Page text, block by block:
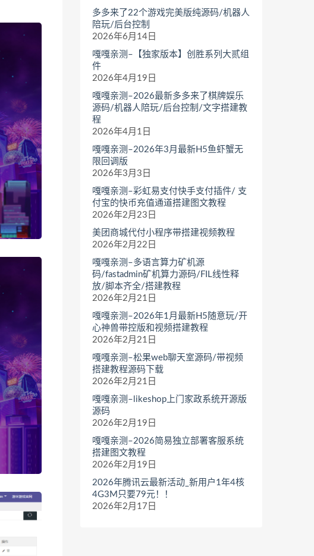
多多来了22个游戏完美版纯源码/机器人
陪玩/后台控制
2026年6月14日
嘎嘎亲测–【独家版本】创胜系列大贰组
件
2026年4月19日
嘎嘎亲测–2026最新多多来了棋牌娱乐
源码/机器人陪玩/后台控制/文字搭建教
程
2026年4月1日
嘎嘎亲测–2026年3月最新H5鱼虾蟹无
限回调版
2026年3月3日
嘎嘎亲测–彩虹易支付快手支付插件/ 支
付宝的快币充值通道搭建图文教程
2026年2月23日
美团商城代付小程序带搭建视频教程
2026年2月22日
嘎嘎亲测–多语言算力矿机源
码/fastadmin矿机算力源码/FIL线性释
放/脚本齐全/搭建教程
2026年2月21日
嘎嘎亲测–2026年1月最新H5随意玩/开
心神兽带控版和视频搭建教程
2026年2月21日
嘎嘎亲测–松果web聊天室源码/带视频
搭建教程源码下载
2026年2月21日
嘎嘎亲测–likeshop上门家政系统开源版
源码
2026年2月19日
嘎嘎亲测–2026简易独立部署客服系统
搭建图文教程
2026年2月19日
2026年腾讯云最新活动_新用户1年4核
4G3M只要79元！！
2026年2月17日